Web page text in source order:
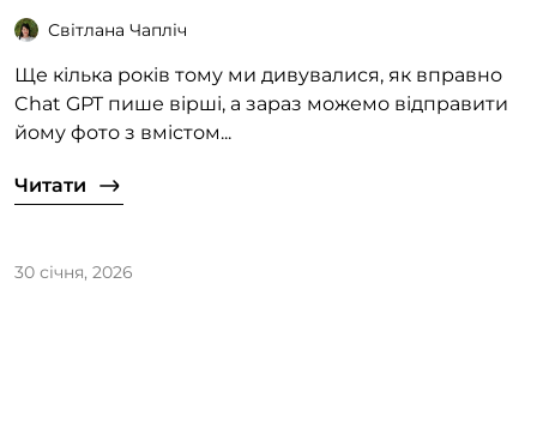
Світлана Чапліч
Ще кілька років тому ми дивувалися, як вправно
Chat GPT пише вірші, а зараз можемо відправити
йому фото з вмістом...
Читати
30 січня, 2026